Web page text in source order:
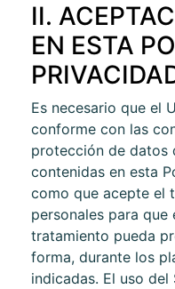
II.
EN ESTA
Es necesario que el
conforme con las
protección de datos
contenidas en esta
como que acepte el
personales para que
tratamiento pueda
forma, durante los
indicadas. El uso